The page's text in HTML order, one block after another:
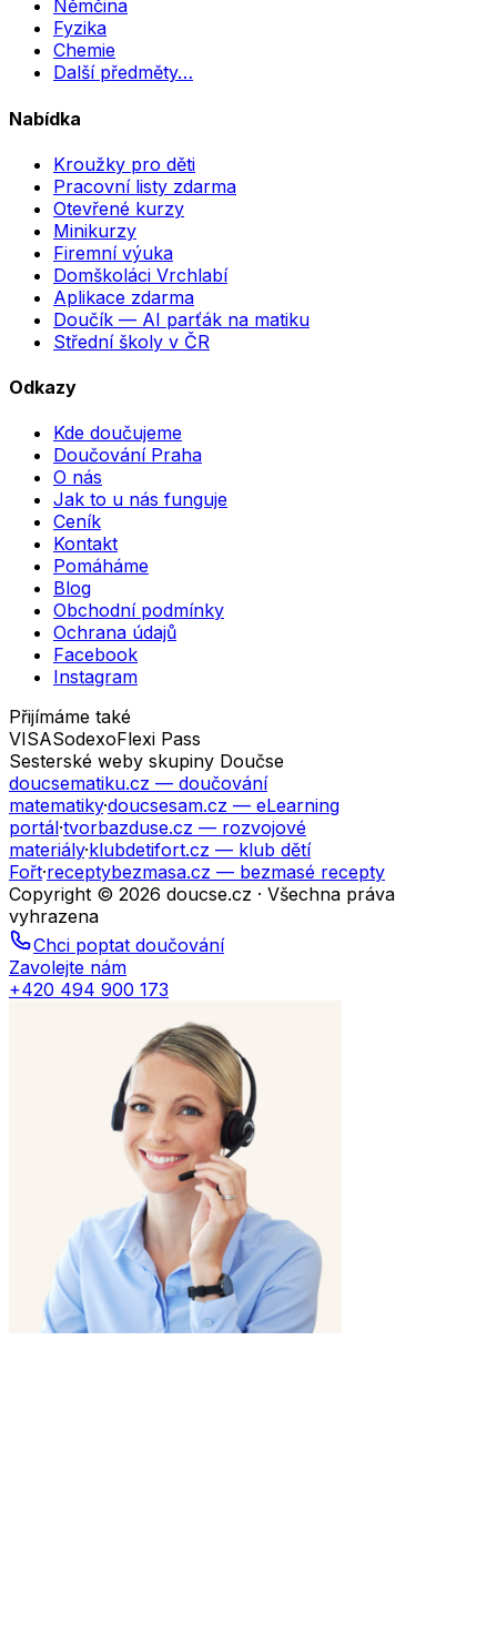
Němčina
Fyzika
Chemie
Další předměty…
Nabídka
Kroužky pro děti
Pracovní listy zdarma
Otevřené kurzy
Minikurzy
Firemní výuka
Domškoláci Vrchlabí
Aplikace zdarma
Doučík — AI parťák na matiku
Střední školy v ČR
Odkazy
Kde doučujeme
Doučování Praha
O nás
Jak to u nás funguje
Ceník
Kontakt
Pomáháme
Blog
Obchodní podmínky
Ochrana údajů
Facebook
Instagram
Přijímáme také
VISASodexoFlexi Pass
Sesterské weby skupiny Doučse
doucsematiku.cz — doučování
matematiky·doucsesam.cz — eLearning
portál·tvorbazduse.cz — rozvojové
materiály·klubdetifort.cz — klub dětí
Fořt·receptybezmasa.cz — bezmasé recepty
Copyright © 2026 doucse.cz · Všechna práva
vyhrazena
Chci poptat doučování
Zavolejte nám
+420 494 900 173